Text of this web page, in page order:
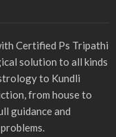
Certified Ps Tripathi
solution to all kinds
to Kundli
from house to
guidance and